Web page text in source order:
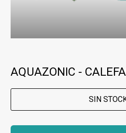
AQUAZONIC -
SIN